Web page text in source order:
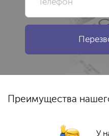
Преимущества
У